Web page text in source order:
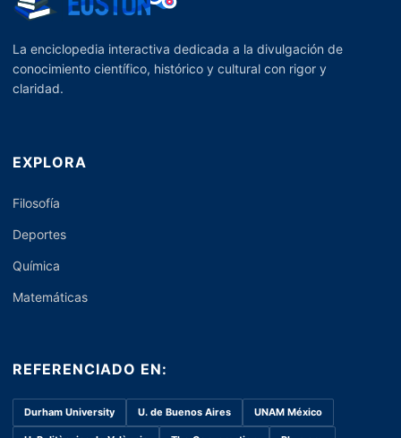
La enciclopedia interactiva dedicada a la divulgación de
conocimiento científico, histórico y cultural con rigor y
claridad.
EXPLORA
Filosofía
Deportes
Química
Matemáticas
REFERENCIADO EN:
Durham University U. de Buenos Aires UNAM México